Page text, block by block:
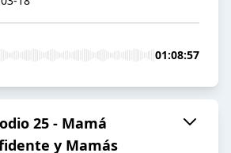
01:08:57
25 - Mamá
y Mamás